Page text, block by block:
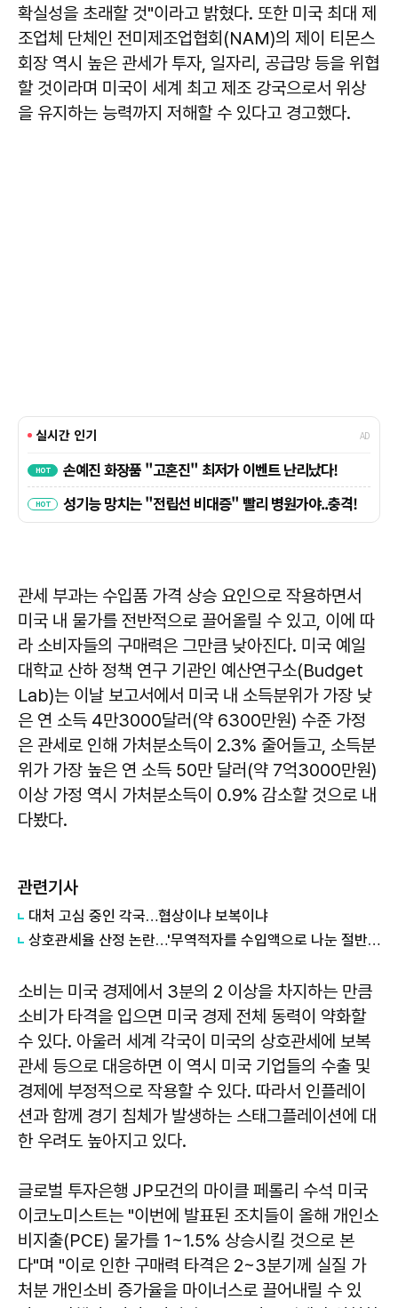
확실성을 초래할 것"이라고 밝혔다. 또한 미국 최대 제
조업체 단체인 전미제조업협회(NAM)의 제이 티몬스
회장 역시 높은 관세가 투자, 일자리, 공급망 등을 위협
할 것이라며 미국이 세계 최고 제조 강국으로서 위상
을 유지하는 능력까지 저해할 수 있다고 경고했다.
관세 부과는 수입품 가격 상승 요인으로 작용하면서
미국 내 물가를 전반적으로 끌어올릴 수 있고, 이에 따
라 소비자들의 구매력은 그만큼 낮아진다. 미국 예일
대학교 산하 정책 연구 기관인 예산연구소(Budget
Lab)는 이날 보고서에서 미국 내 소득분위가 가장 낮
은 연 소득 4만3000달러(약 6300만원) 수준 가정
은 관세로 인해 가처분소득이 2.3% 줄어들고, 소득분
위가 가장 높은 연 소득 50만 달러(약 7억3000만원)
이상 가정 역시 가처분소득이 0.9% 감소할 것으로 내
다봤다.
관련기사
대처 고심 중인 각국…협상이냐 보복이냐
상호관세율 산정 논란…'무역적자를 수입액으로 나눈 절반값'
소비는 미국 경제에서 3분의 2 이상을 차지하는 만큼
소비가 타격을 입으면 미국 경제 전체 동력이 약화할
수 있다. 아울러 세계 각국이 미국의 상호관세에 보복
관세 등으로 대응하면 이 역시 미국 기업들의 수출 및
경제에 부정적으로 작용할 수 있다. 따라서 인플레이
션과 함께 경기 침체가 발생하는 스태그플레이션에 대
한 우려도 높아지고 있다.
글로벌 투자은행 JP모건의 마이클 페롤리 수석 미국
이코노미스트는 "이번에 발표된 조치들이 올해 개인소
비지출(PCE) 물가를 1~1.5% 상승시킬 것으로 본
다"며 "이로 인한 구매력 타격은 2~3분기께 실질 가
처분 개인소비 증가율을 마이너스로 끌어내릴 수 있